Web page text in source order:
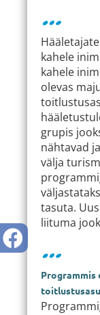
…
kahele
kahele
olevas
grupis
nähtavad
välja
tasuta.
liituma
…
Programmis